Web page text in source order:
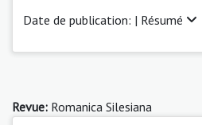
Date de publication: | Résumé
Revue: Romanica Silesiana